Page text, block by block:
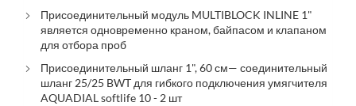
Присоединительный модуль MULTIBLOCK INLINE 1"
является одновременно краном, байпасом и клапаном
для отбора проб
Присоединительный шланг 1", 60 см— соединительный
шланг 25/25 BWT для гибкого подключения умягчителя
AQUADIAL softlife 10 - 2 шт